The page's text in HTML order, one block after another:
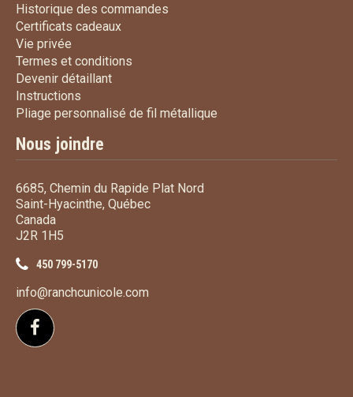
Historique des commandes
Certificats cadeauxCertificats cadeaux
Vie privée
Termes et conditions
Devenir détaillantDevenir détaillant
Instructions
Pliage personnalisé de fil métallique
Nous joindre
6685, Chemin du Rapide Plat Nord
Saint-Hyacinthe, Québec
Canada
J2R 1H5
450 799-5170
info@ranchcunicole.com
Suivez-nous sur Facebook